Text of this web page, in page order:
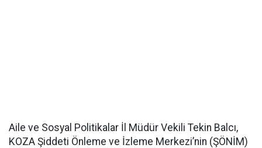
Aile ve Sosyal Politikalar İl Müdür Vekili Tekin Balcı,
KOZA Şiddeti Önleme ve İzleme Merkezi’nin (ŞÖNİM)